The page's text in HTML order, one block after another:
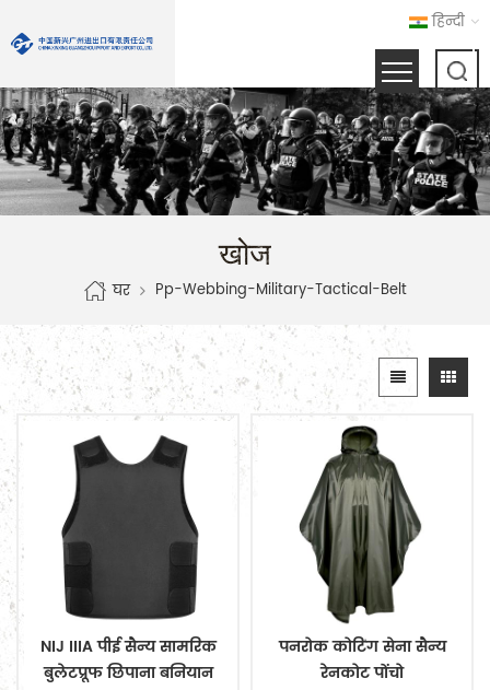
हिन्दी
खोज
घर Pp-Webbing-Military-Tactical-Belt
NIJ IIIA पीई सैन्य सामरिक
बुलेटप्रूफ छिपाना बनियान
पनरोक कोटिंग सेना सैन्य
रेनकोट पोंचो